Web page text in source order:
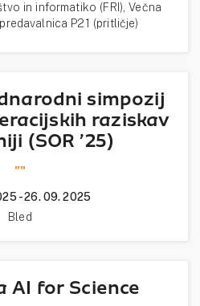
in informatiko (FRI), Večna
P21 (pritličje)
simpozij
raziskav
(SOR ’25)
""
- 26. 09. 2025
Bled
AI for Science